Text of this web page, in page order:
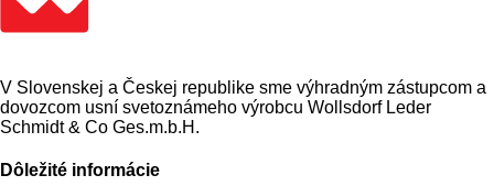
V Slovenskej a Českej republike sme výhradným zástupcom a
dovozcom usní svetoznámeho výrobcu Wollsdorf Leder
Schmidt & Co Ges.m.b.H.
Dôležité informácie